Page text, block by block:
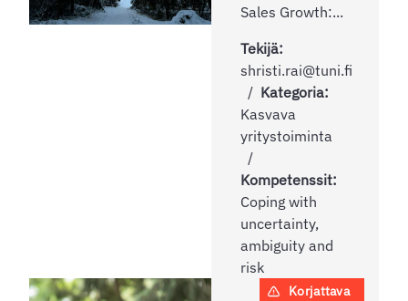
Sales Growth:...
Tekijä:
shristi.rai@tuni.fi
Kategoria:
Kasvava
yritystoiminta
Kompetenssit:
Coping with
uncertainty,
ambiguity and
risk
Korjattava